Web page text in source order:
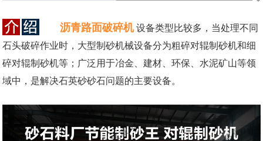
沥青路面破碎机 设备类型比较多，当处理不同
石头破碎作业时，大型制砂机械设备分为粗碎对辊制砂机和细
碎对辊制砂机等；广泛用于冶金、建材、环保、水泥矿山等领
域中，是解决石英砂砂石问题的主要设备。